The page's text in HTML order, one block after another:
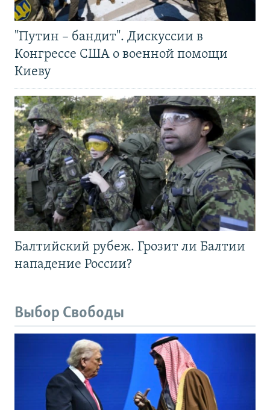
"Путин – бандит". Дискуссии в
Конгрессе США о военной помощи
Киеву
Балтийский рубеж. Грозит ли Балтии
нападение России?
Выбор Свободы